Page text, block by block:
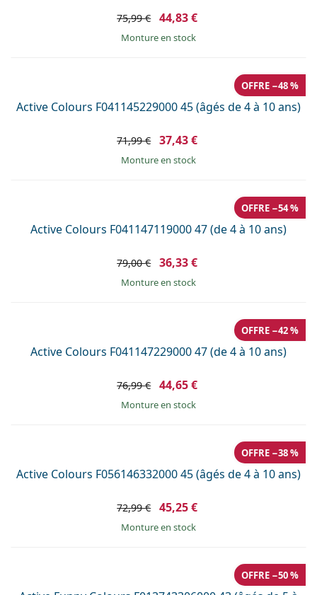
75,99 € 44,83 €
Monture en stock
Active Colours F041145229000 45 (âgés de 4 à 10 ans)
OFFRE −48 %
71,99 € 37,43 €
Monture en stock
Active Colours F041147119000 47 (de 4 à 10 ans)
OFFRE −54 %
79,00 € 36,33 €
Monture en stock
Active Colours F041147229000 47 (de 4 à 10 ans)
OFFRE −42 %
76,99 € 44,65 €
Monture en stock
Active Colours F056146332000 45 (âgés de 4 à 10 ans)
OFFRE −38 %
72,99 € 45,25 €
Monture en stock
OFFRE −50 %